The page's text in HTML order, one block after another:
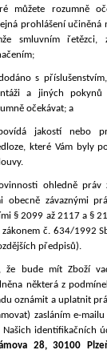
můžete rozumně
prohlášení učiněná
smluvním řetězci,
s
a jiných
očekávat; a
jakostí nebo
které Vám byly
ohledně
obecně závaznými
§ 2099 až 2117 a §
zákonem č. 634/1992
předpisů).
že bude mít Zboží
některá z
oznámit a uplatnit
zasláním e-
Našich identifikačních
28, 30100